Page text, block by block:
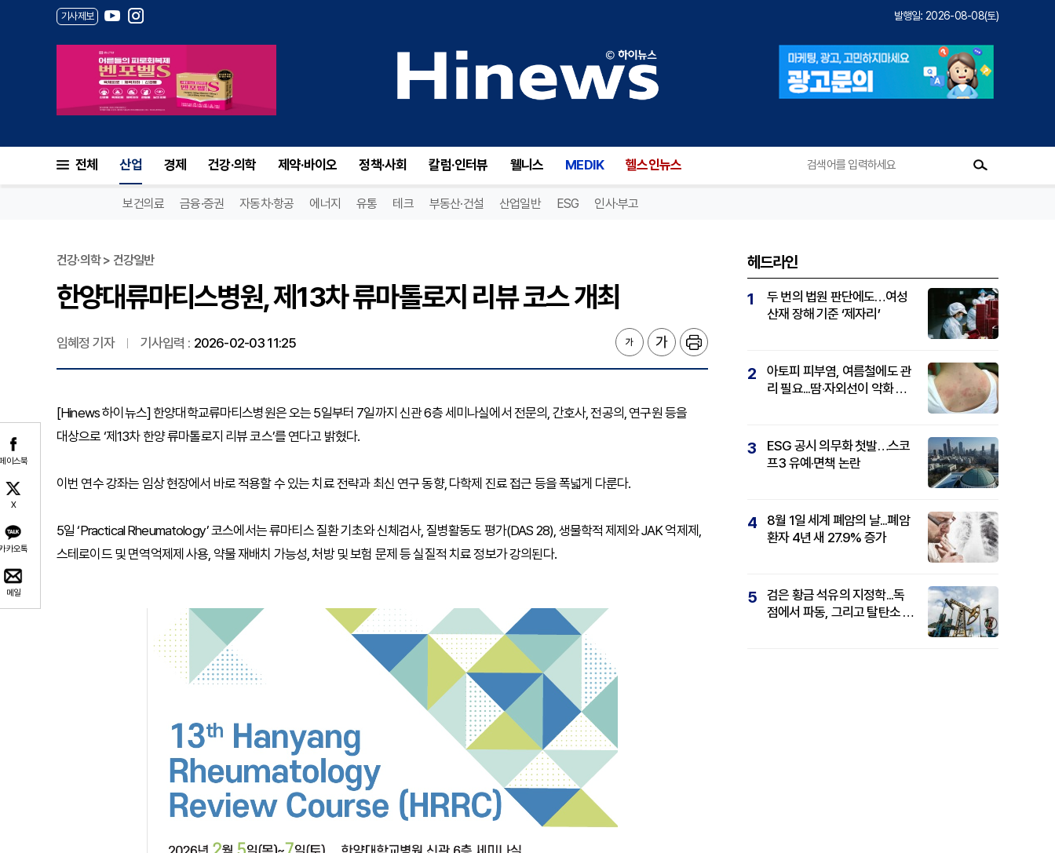
기사제보 발행일: 2026-08-08(토)
전체 산업 경제 건강·의학 제약·바이오 정책·사회 칼럼·인터뷰 웰니스 MEDIK 헬스인뉴스
보건의료 금융·증권 자동차·항공 에너지 유통 테크 부동산·건설 산업일반 ESG 인사·부고
이스북
X
카오톡
메일
건강·의학 > 건강일반
한양대류마티스병원, 제13차 류마톨로지 리뷰 코스 개최
임혜정 기자 기사입력 : 2026-02-03 11:25
[Hinews 하이뉴스] 한양대학교류마티스병원은 오는 5일부터 7일까지 신관 6층 세미나실에서 전문의, 간호사, 전공의, 연구원 등을
대상으로 ‘제13차 한양 류마톨로지 리뷰 코스’를 연다고 밝혔다.
이번 연수 강좌는 임상 현장에서 바로 적용할 수 있는 치료 전략과 최신 연구 동향, 다학제 진료 접근 등을 폭넓게 다룬다.
5일 ‘Practical Rheumatology’ 코스에서는 류마티스 질환 기초와 신체검사, 질병활동도 평가(DAS 28), 생물학적 제제와 JAK 억제제,
스테로이드 및 면역억제제 사용, 약물 재배치 가능성, 처방 및 보험 문제 등 실질적 치료 정보가 강의된다.
헤드라인
1
두 번의 법원 판단에도…여성
산재 장해 기준 ‘제자리’
2
아토피 피부염, 여름철에도 관
리 필요...땀·자외선이 악화 요
3
ESG 공시 의무화 첫발…스코
프3 유예·면책 논란
4
8월 1일 세계 폐암의 날...폐암
환자 4년 새 27.9% 증가
5
검은 황금 석유의 지정학...독
점에서 파동, 그리고 탈탄소 패